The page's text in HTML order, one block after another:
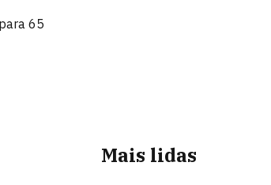
65
Mais lidas